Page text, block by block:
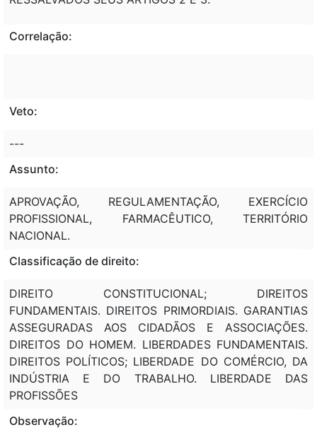
Correlação:
Veto:
---
Assunto:
APROVAÇÃO, REGULAMENTAÇÃO, EXERCÍCIO
PROFISSIONAL, FARMACÊUTICO, TERRITÓRIO
NACIONAL.
Classificação de direito:
DIREITO CONSTITUCIONAL; DIREITOS
FUNDAMENTAIS. DIREITOS PRIMORDIAIS. GARANTIAS
ASSEGURADAS AOS CIDADÃOS E ASSOCIAÇÕES.
DIREITOS DO HOMEM. LIBERDADES FUNDAMENTAIS.
DIREITOS POLÍTICOS; LIBERDADE DO COMÉRCIO, DA
INDÚSTRIA E DO TRABALHO. LIBERDADE DAS
PROFISSÕES
Observação: